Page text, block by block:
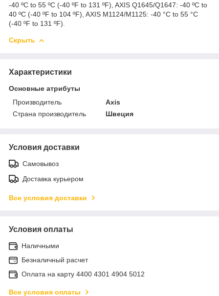
-40 ºC to 55 ºC (-40 ºF to 131 ºF), AXIS Q1645/Q1647: -40 ºC to
40 ºC (-40 ºF to 104 ºF), AXIS M1124/M1125: -40 °C to 55 °C
(-40 ºF to 131 ºF).
Скрыть
Характеристики
Основные атрибуты
Производитель
Axis
Страна производитель
Швеция
Условия доставки
Самовывоз
Доставка курьером
Все условия доставки
Условия оплаты
Наличными
Безналичный расчет
Оплата на карту 4400 4301 4904 5012
Все условия оплаты